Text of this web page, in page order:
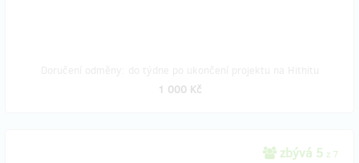
1 000 Kč
zbývá 5 z 7